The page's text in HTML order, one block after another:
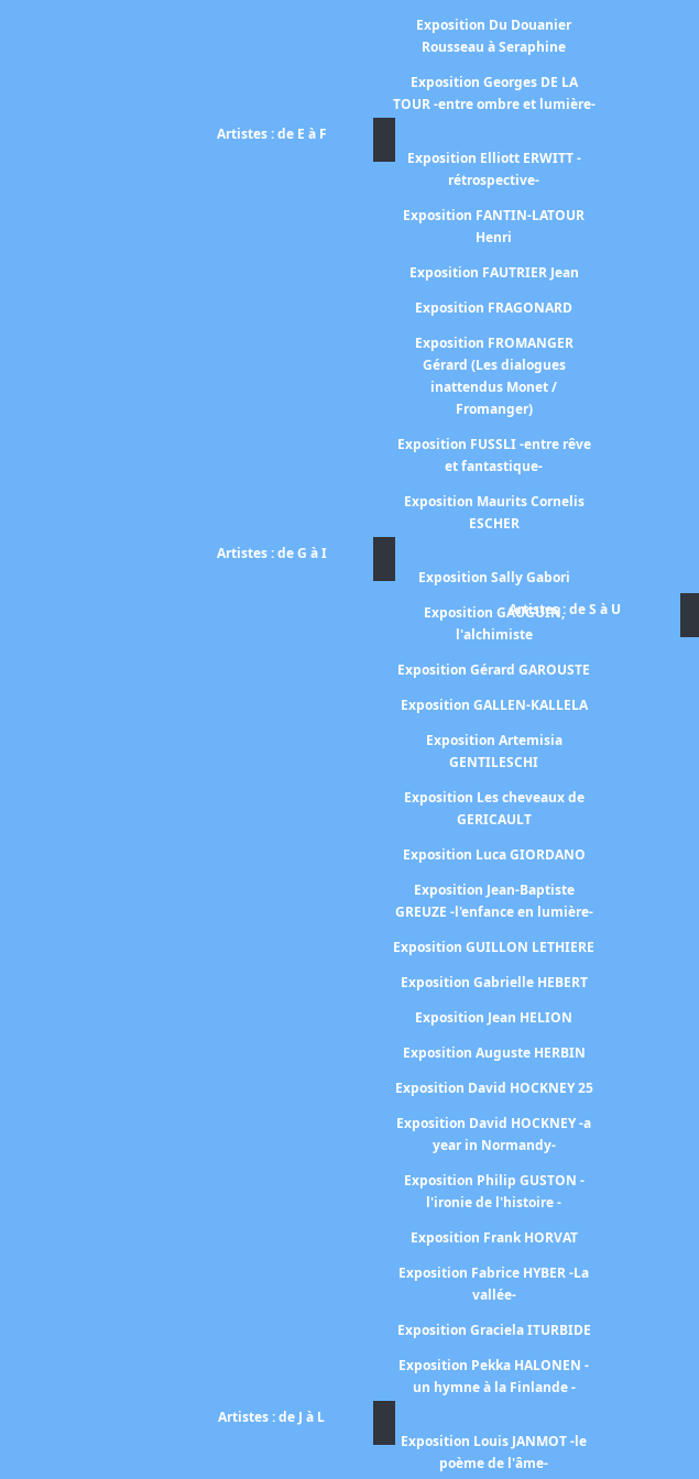
Exposition Du Douanier
Rousseau à Seraphine
Exposition Georges DE LA
TOUR -entre ombre et lumière-
Artistes : de E à F
Exposition Elliott ERWITT -
rétrospective-
Exposition FANTIN-LATOUR
Henri
Exposition FAUTRIER Jean
Exposition FRAGONARD
Exposition FROMANGER
Gérard (Les dialogues
inattendus Monet /
Fromanger)
Exposition FUSSLI -entre rêve
et fantastique-
Exposition Maurits Cornelis
ESCHER
Artistes : de G à I
Exposition Sally Gabori
Exposition GAUGUIN,
l'alchimiste
Exposition Gérard GAROUSTE
Exposition GALLEN-KALLELA
Exposition Artemisia
GENTILESCHI
Exposition Les cheveaux de
GERICAULT
Exposition Luca GIORDANO
Exposition Jean-Baptiste
GREUZE -l'enfance en lumière-
Exposition GUILLON LETHIERE
Exposition Gabrielle HEBERT
Exposition Jean HELION
Exposition Auguste HERBIN
Exposition David HOCKNEY 25
Exposition David HOCKNEY -a
year in Normandy-
Exposition Philip GUSTON -
l'ironie de l'histoire -
Exposition Frank HORVAT
Exposition Fabrice HYBER -La
vallée-
Exposition Graciela ITURBIDE
Exposition Pekka HALONEN -
un hymne à la Finlande -
Artistes : de J à L
Exposition Louis JANMOT -le
poème de l'âme-
Artistes : de S à U